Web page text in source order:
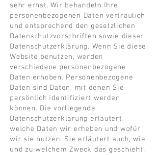
sehr ernst. Wir behandeln Ihre
personenbezogenen Daten vertraulich
und entsprechend den gesetzlichen
Datenschutzvorschriften sowie dieser
Datenschutzerklärung. Wenn Sie diese
Website benutzen, werden
verschiedene personenbezogene
Daten erhoben. Personenbezogene
Daten sind Daten, mit denen Sie
persönlich identifiziert werden
können. Die vorliegende
Datenschutzerklärung erläutert,
welche Daten wir erheben und wofür
wir sie nutzen. Sie erläutert auch, wie
und zu welchem Zweck das geschieht.